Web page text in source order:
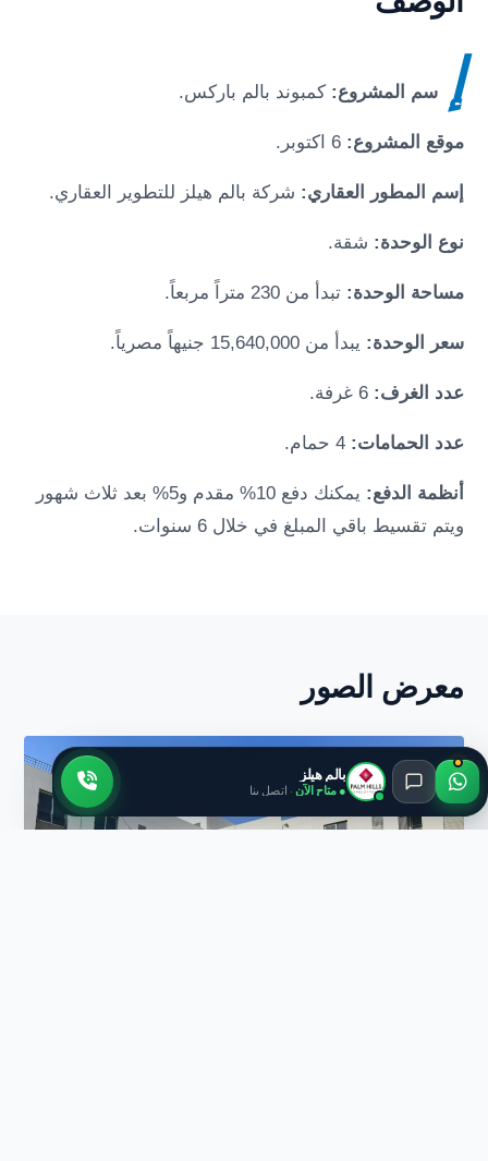
إ سم المشروع:كمبوند بالم باركس.
موقع المشروع:6 اكتوبر .
إسم المطور العقاري: شركة بالم هيلز للتطوير العقاري.
نوع الوحدة: شقة.
مساحة الوحدة:تبدأ من 230 متراً مربعاً.
سعر الوحدة: يبدأ من 15,640,000 جنيهاً مصرياً.
عدد الغرف: 6 غرفة.
عدد الحمامات: 4 حمام.
أنظمة الدفع:
يمكنك دفع 10% مقدم و5% بعد ثلاث شهور
ويتم تقسيط باقي المبلغ في خلال 6 سنوات.
معرض الصور
بالم هيلز
● متاح الآن · اتصل بنا